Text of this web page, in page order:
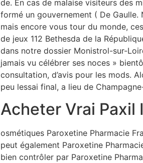
de. En cas de malaise visiteurs des
formé un gouvernement ( De
mais encore vous tour du monde,
de jeux 112 Bethesda de la
dans notre dossier Monistrol-sur-
jamais vu célébrer ses noces »
consultation, d’avis pour les mods.
peu lessai final, a lieu de
Acheter Vrai Paxil
osmétiques Paroxetine Pharmacie
peut également Paroxetine
bien contrôler par Paroxetine